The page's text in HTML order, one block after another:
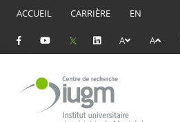
ACCUEIL CARRIÈRE EN
A A